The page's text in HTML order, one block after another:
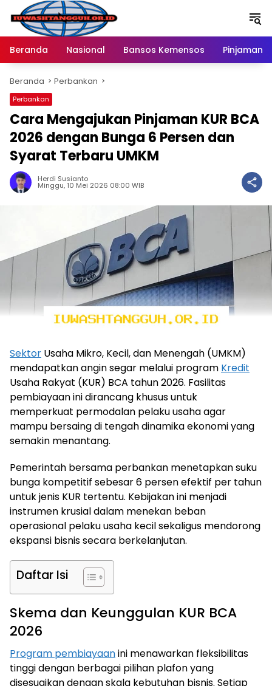
Langsung
konten
Beranda
Nasional Bansos Kemensos Pinjaman
Beranda Perbankan
Perbankan
Cara Mengajukan Pinjaman KUR BCA
2026 dengan Bunga 6 Persen dan
Syarat Terbaru UMKM
Herdi Susianto
Minggu, 10 Mei 2026 08:00 WIB
Sektor Usaha Mikro, Kecil, dan Menengah (UMKM)
mendapatkan angin segar melalui program Kredit
Usaha Rakyat (KUR) BCA tahun 2026. Fasilitas
pembiayaan ini dirancang khusus untuk
memperkuat permodalan pelaku usaha agar
mampu bersaing di tengah dinamika ekonomi yang
semakin menantang.
Pemerintah bersama perbankan menetapkan suku
bunga kompetitif sebesar 6 persen efektif per tahun
untuk jenis KUR tertentu. Kebijakan ini menjadi
instrumen krusial dalam menekan beban
operasional pelaku usaha kecil sekaligus mendorong
ekspansi bisnis secara berkelanjutan.
Daftar Isi
Skema dan Keunggulan KUR BCA
2026
Program pembiayaanini menawarkan fleksibilitas
tinggi dengan berbagai pilihan plafon yang
disesuaikan dengan skala kebutuhan bisnis. Setiap